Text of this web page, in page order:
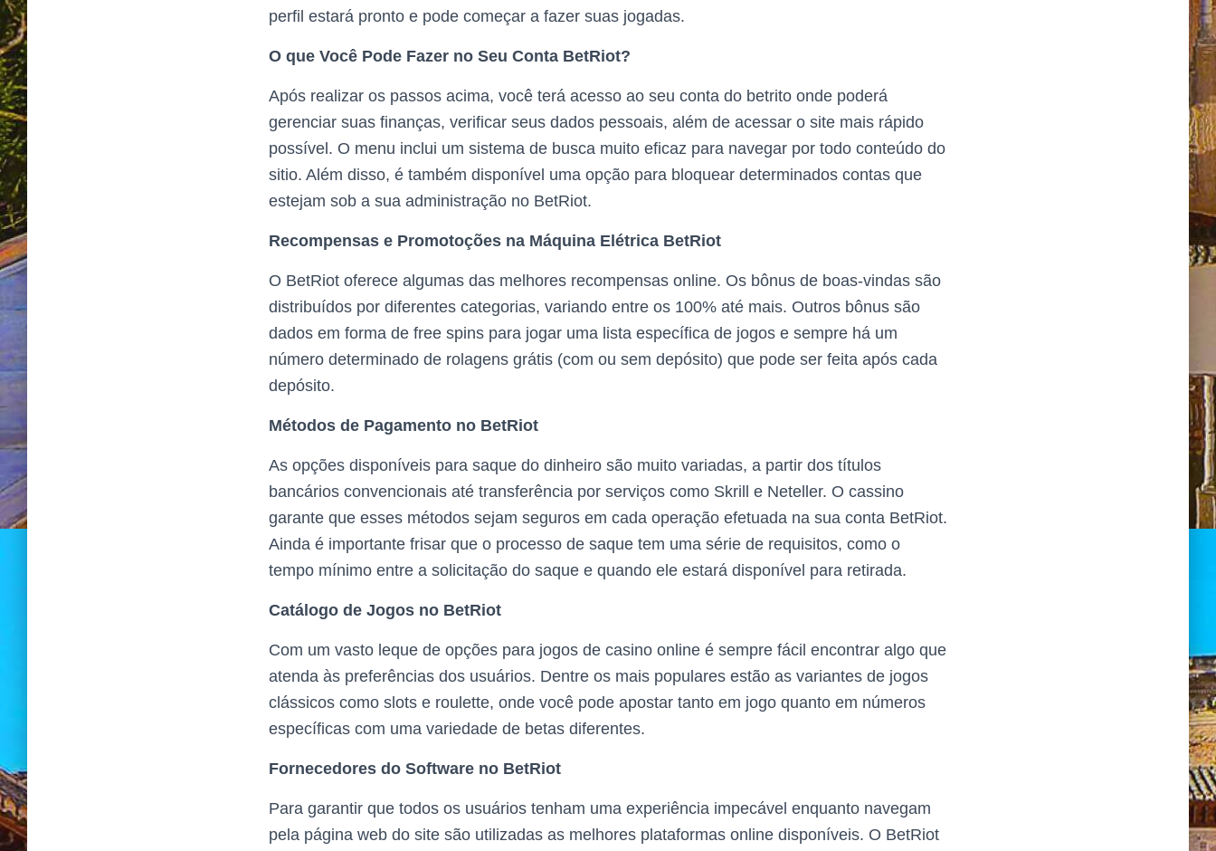
perfil estará pronto e pode começar a fazer suas jogadas.
O que Você Pode Fazer no Seu Conta BetRiot?
Após realizar os passos acima, você terá acesso ao seu conta do betrito onde poderá
gerenciar suas finanças, verificar seus dados pessoais, além de acessar o site mais rápido
possível. O menu inclui um sistema de busca muito eficaz para navegar por todo conteúdo do
sitio. Além disso, é também disponível uma opção para bloquear determinados contas que
estejam sob a sua administração no BetRiot.
Recompensas e Promotoções na Máquina Elétrica BetRiot
O BetRiot oferece algumas das melhores recompensas online. Os bônus de boas-vindas são
distribuídos por diferentes categorias, variando entre os 100% até mais. Outros bônus são
dados em forma de free spins para jogar uma lista específica de jogos e sempre há um
número determinado de rolagens grátis (com ou sem depósito) que pode ser feita após cada
depósito.
Métodos de Pagamento no BetRiot
As opções disponíveis para saque do dinheiro são muito variadas, a partir dos títulos
bancários convencionais até transferência por serviços como Skrill e Neteller. O cassino
garante que esses métodos sejam seguros em cada operação efetuada na sua conta BetRiot.
Ainda é importante frisar que o processo de saque tem uma série de requisitos, como o
tempo mínimo entre a solicitação do saque e quando ele estará disponível para retirada.
Catálogo de Jogos no BetRiot
Com um vasto leque de opções para jogos de casino online é sempre fácil encontrar algo que
atenda às preferências dos usuários. Dentre os mais populares estão as variantes de jogos
clássicos como slots e roulette, onde você pode apostar tanto em jogo quanto em números
específicas com uma variedade de betas diferentes.
Fornecedores do Software no BetRiot
Para garantir que todos os usuários tenham uma experiência impecável enquanto navegam
pela página web do site são utilizadas as melhores plataformas online disponíveis. O BetRiot